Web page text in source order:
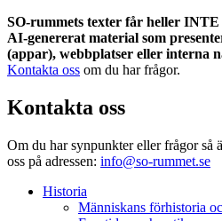
SO-rummets texter får heller
AI-genererat material som
(appar), webbplatser eller interna
Kontakta oss om du har frågor.
Kontakta oss
Om du har synpunkter eller frågor så
oss på adressen: info@so-rummet.se
Historia
Människans förhistoria